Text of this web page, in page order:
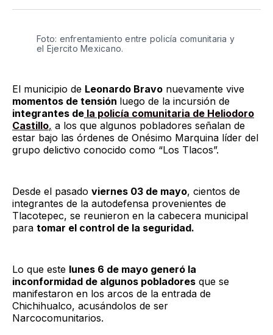
TwitterFacebook
LinkedIn
Email
Foto: enfrentamiento entre policía comunitaria y
el Ejercito Mexicano.
El municipio de Leonardo Bravo nuevamente vive
momentos de tensión luego de la incursión de
integrantes de la policía comunitaria de Heliodoro
Castillo, a los que algunos pobladores señalan de
estar bajo las órdenes de Onésimo Marquina líder del
grupo delictivo conocido como “Los Tlacos”.
Desde el pasado viernes 03 de mayo, cientos de
integrantes de la autodefensa provenientes de
Tlacotepec, se reunieron en la cabecera municipal
para tomar el control de la seguridad.
Lo que este lunes 6 de mayo generó la
inconformidad de algunos pobladores que se
manifestaron en los arcos de la entrada de
Chichihualco, acusándolos de ser
Narcocomunitarios.